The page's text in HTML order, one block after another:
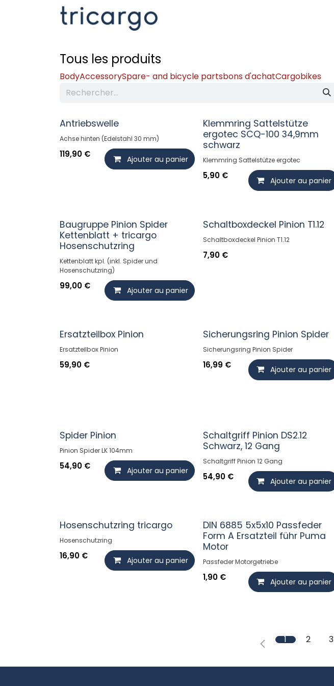
Se rendre au contenu
Tous les produits
BodyAccessorySpare- and bicycle partsbons d'achatCargobikes
Antriebswelle
Achse hinten (Edelstahl 30 mm)
119,90 € Ajouter au panier
Klemmring Sattelstütze
ergotec SCQ-100 34,9mm
schwarz
Klemmring Sattelstütze ergotec
5,90 € Ajouter au panier
Baugruppe Pinion Spider
Kettenblatt + tricargo
Hosenschutzring
Kettenblatt kpl. (inkl. Spider und
Hosenschutzring)
99,00 € Ajouter au panier
Schaltboxdeckel Pinion T1.12
Schaltboxdeckel Pinion T1.12
7,90 €
Ersatzteilbox Pinion
Ersatzteilbox Pinion
59,90 €
Sicherungsring Pinion Spider
Sicherungsring Pinion Spider
16,99 € Ajouter au panier
Spider Pinion
Pinion Spider LK 104mm
54,90 € Ajouter au panier
Schaltgriff Pinion DS2.12
Schwarz, 12 Gang
Schaltgriff Pinion 12 Gang
54,90 € Ajouter au panier
Hosenschutzring tricargo
Hosenschutzring
16,90 € Ajouter au panier
DIN 6885 5x5x10 Passfeder
Form A Ersatzteil führ Puma
Motor
Passfeder Motorgetriebe
1,90 € Ajouter au panier
1 2 3